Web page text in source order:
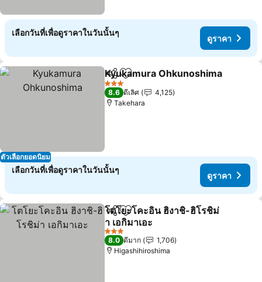
เลือกวันที่เพื่อดูราคาในวันนั้นๆ
ดูราคา
ตัวเลือกยอดนิยม
แชร์ เพิ่มในรายการโปรด
Kyukamura Ohkunoshima
3 ดาว
8.6 ดีเลิศ
4,125
Takehara
เลือกวันที่เพื่อดูราคาในวันนั้นๆ
ดูราคา
แชร์ เพิ่มในรายการโปรด
โตโยะโคะอิน ฮิงาชิ-ฮิโรชิม่
า เอกิมาเอะ
ดูราคา
3 ดาว
8.0 ดีมาก
1,706
Higashihiroshima